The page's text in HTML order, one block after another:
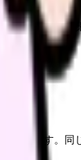
すが、記録
入口です。